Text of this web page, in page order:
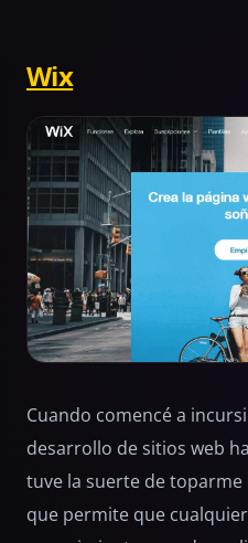
Wix
Cuando comencé a
desarrollo de sitios web
tuve la suerte de
que permite que